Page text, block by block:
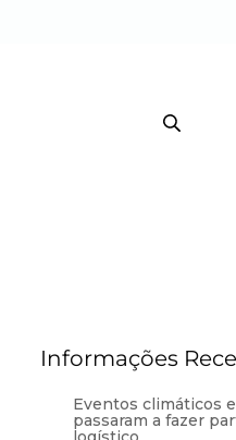
Informações
Eventos climáticos
passaram a fazer